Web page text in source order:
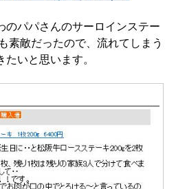
のパパさんのサーロインステー
素敵だったので、流れてしまう
いと思います。